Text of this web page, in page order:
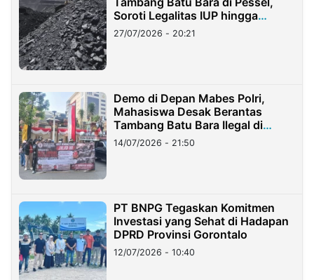
Soroti Legalitas IUP hingga
Stockpile
27/07/2026 - 20:21
Demo di Depan Mabes Polri,
Mahasiswa Desak Berantas
Tambang Batu Bara Ilegal di
Lampung
14/07/2026 - 21:50
PT BNPG Tegaskan Komitmen
Investasi yang Sehat di Hadapan
DPRD Provinsi Gorontalo
12/07/2026 - 10:40